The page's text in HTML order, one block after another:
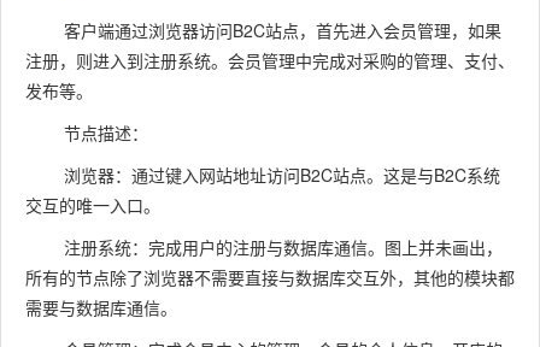
客户端通过浏览器访问B2C站点，首先进入会员管理，如果
注册，则进入到注册系统。会员管理中完成对采购的管理、支付、
发布等。
节点描述：
浏览器：通过键入网站地址访问B2C站点。这是与B2C系统
交互的唯一入口。
注册系统：完成用户的注册与数据库通信。图上并未画出，
所有的节点除了浏览器不需要直接与数据库交互外，其他的模块都
需要与数据库通信。